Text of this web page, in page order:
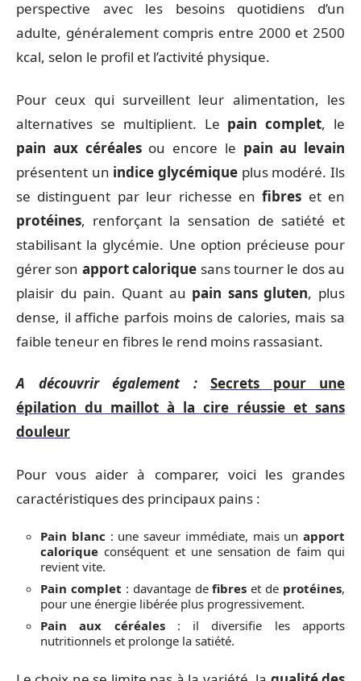
perspective avec les besoins quotidiens d’un
adulte, généralement compris entre 2000 et 2500
kcal, selon le profil et l’activité physique.
Pour ceux qui surveillent leur alimentation, les
alternatives se multiplient. Le pain complet, le
pain aux céréalesou encore le pain au levain
présentent un indice glycémique plus modéré. Ils
se distinguent par leur richesse enfibres et en
protéines, renforçant la sensation de satiété et
stabilisant la glycémie. Une option précieuse pour
gérer son apport calorique sans tourner le dos au
plaisir du pain. Quant au pain sans gluten, plus
dense, il affiche parfois moins de calories, mais sa
faible teneur en fibres le rend moins rassasiant.
A découvrir également :
Secrets pour une
épilation du maillot à la cire réussie et sans
douleur
Pour vous aider à comparer, voici les grandes
caractéristiques des principaux pains :
Pain blanc : une saveur immédiate, mais un apport
calorique conséquent et une sensation de faim qui
revient vite.
Pain complet : davantage defibres et de protéines,
pour une énergie libérée plus progressivement.
Pain aux céréales: il diversifie les apports
nutritionnels et prolonge la satiété.